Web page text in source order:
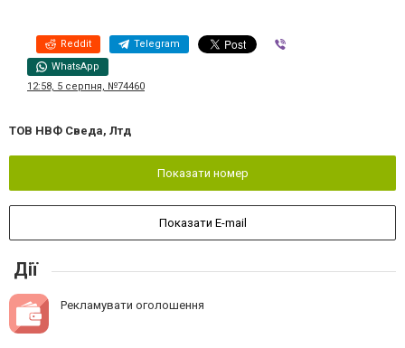
Reddit Telegram
WhatsApp
12:58, 5 серпня, №74460
ТОВ НВФ Сведа, Лтд
Показати номер
Показати E-mail
Дії
Рекламувати оголошення